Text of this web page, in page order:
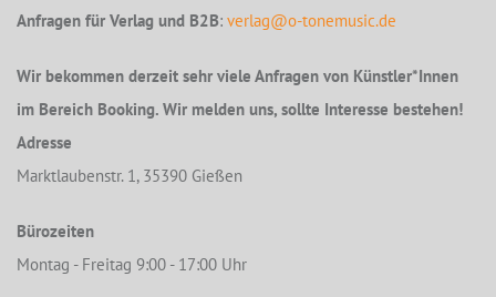
Anfragen für Verlag und B2B: verlag@o-tonemusic.de
Wir bekommen derzeit sehr viele Anfragen von Künstler*Innen
im Bereich Booking. Wir melden uns, sollte Interesse bestehen!
Adresse
Marktlaubenstr. 1, 35390 Gießen
Bürozeiten
Montag - Freitag 9:00 - 17:00 Uhr